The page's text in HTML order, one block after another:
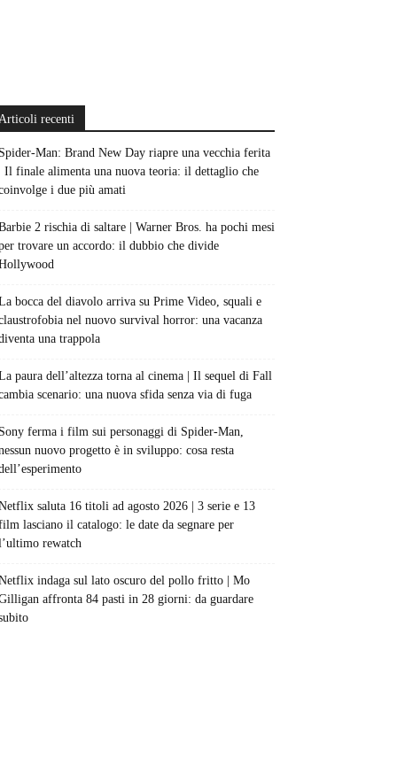
recenti
Man: Brand New Day riapre una vecchia ferita
Il finale alimenta una nuova teoria: il dettaglio che
i due più amati
2 rischia di saltare | Warner Bros. ha pochi mesi
trovare un accordo: il dubbio che divide
bocca del diavolo arriva su Prime Video, squali e
nel nuovo survival horror: una vacanza
una trappola
paura dell’altezza torna al cinema | Il sequel di Fall
scenario: una nuova sfida senza via di fuga
ferma i film sui personaggi di Spider-Man,
nuovo progetto è in sviluppo: cosa resta
saluta 16 titoli ad agosto 2026 | 3 serie e 13
lasciano il catalogo: le date da segnare per
rewatch
indaga sul lato oscuro del pollo fritto | Mo
affronta 84 pasti in 28 giorni: da guardare